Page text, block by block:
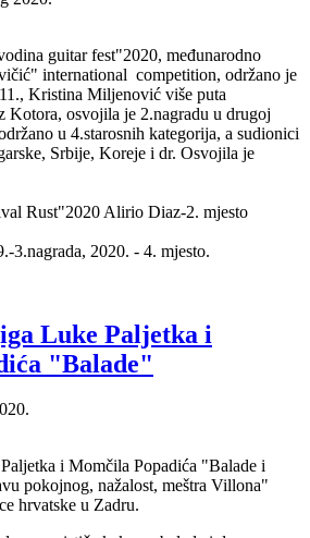
guitar fest"2020, međunarodno
international competition, održano je
Kristina Miljenović više puta
Kotora, osvojila je 2.nagradu u drugoj
u 4.starosnih kategorija, a sudionici
Srbije, Koreje i dr. Osvojila je
Rust"2020 Alirio Diaz-2. mjesto
3.nagrada, 2020. - 4. mjesto.
Luke Paljetka i
"Balade"
i Momčila Popadića "Balade i
pokojnog, nažalost, meštra Villona"
hrvatske u Zadru.